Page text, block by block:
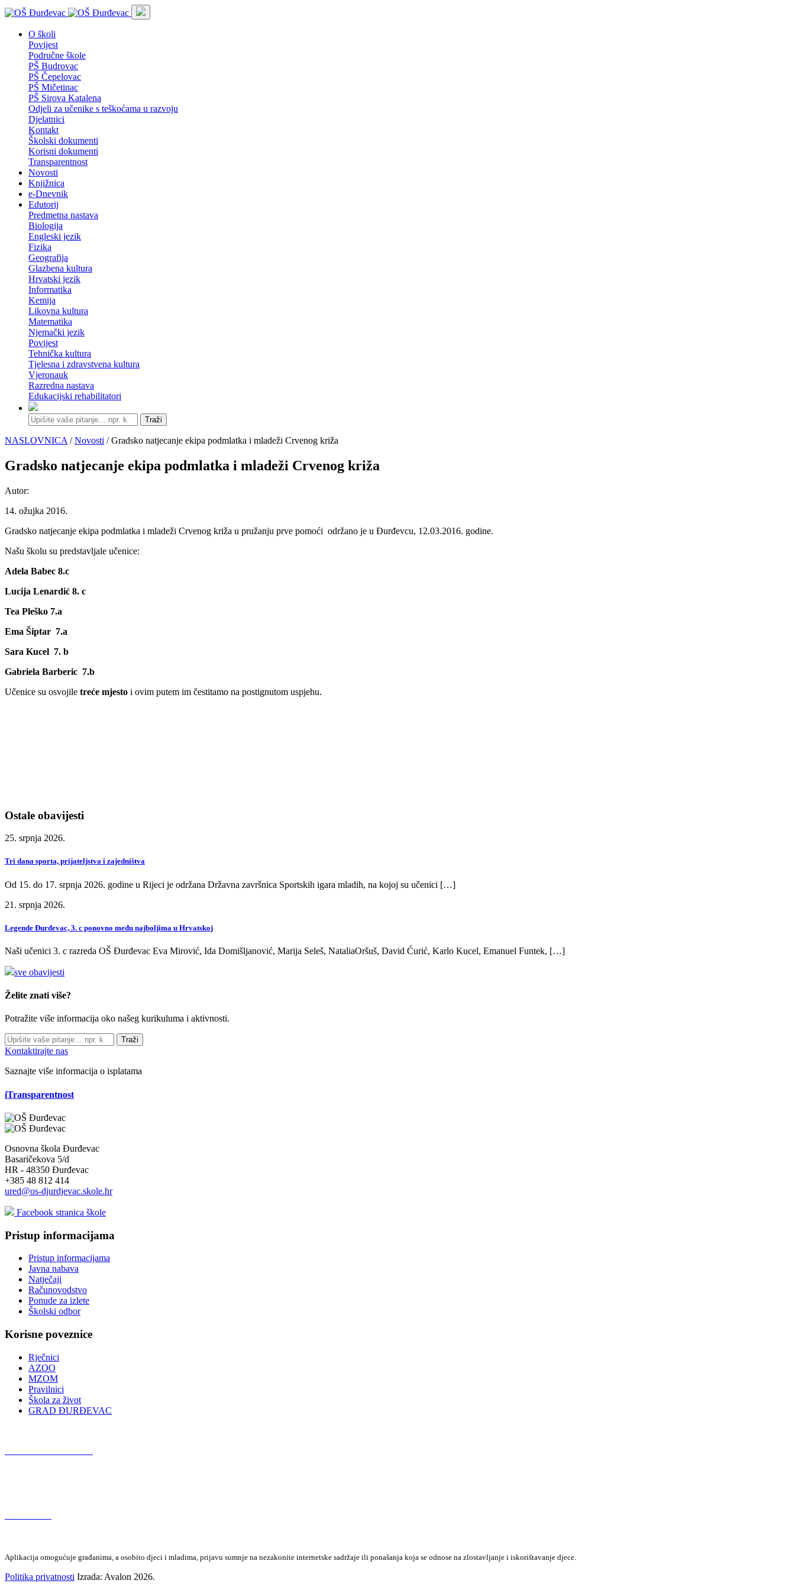
O školi
Povijest
Područne škole
PŠ Budrovac
PŠ Čepelovac
PŠ Mičetinac
PŠ Sirova Katalena
Odjeli za učenike s teškoćama u razvoju
Djelatnici
Kontakt
Školski dokumenti
Korisni dokumenti
Transparentnost
Novosti
Knjižnica
e-Dnevnik
Edutorij
Predmetna nastava
Biologija
Engleski jezik
Fizika
Geografija
Glazbena kultura
Hrvatski jezik
Informatika
Kemija
Likovna kultura
Matematika
Njemački jezik
Povijest
Tehnička kultura
Tjelesna i zdravstvena kultura
Vjeronauk
Razredna nastava
Edukacijski rehabilitatori
Traži
NASLOVNICA /Novosti / Gradsko natjecanje ekipa podmlatka i mladeži Crvenog križa
Gradsko natjecanje ekipa podmlatka i mladeži Crvenog križa
Autor:
14. ožujka 2016.
Gradsko natjecanje ekipa podmlatka i mladeži Crvenog križa u pružanju prve pomoći održano je u Đurđevcu, 12.03.2016. godine.
Našu školu su predstavljale učenice:
Adela Babec 8.c
Lucija Lenardić 8. c
Tea Pleško 7.a
Ema Šiptar 7.a
Sara Kucel 7. b
Gabriela Barberic 7.b
Učenice su osvojile treće mjesto i ovim putem im čestitamo na postignutom uspjehu.
Ostale obavijesti
25. srpnja 2026.
Tri dana sporta, prijateljstva i zajedništva
Od 15. do 17. srpnja 2026. godine u Rijeci je održana Državna završnica Sportskih igara mladih, na kojoj su učenici […]
21. srpnja 2026.
Legende Đurđevac, 3. c ponovno među najboljima u Hrvatskoj
Naši učenici 3. c razreda OŠ Đurđevac Eva Mirović, Ida Domišljanović, Marija Seleš, NataliaOršuš, David Ćurić, Karlo Kucel, Emanuel Funtek, […]
sve obavijesti
Želite znati više?
Potražite više informacija oko našeg kurikuluma i aktivnosti.
Traži
Kontaktirajte nas
Saznajte više informacija o isplatama
iTransparentnost
Osnovna škola Đurđevac
Basaričekova 5/d
HR - 48350 Đurđevac
+385 48 812 414
ured@os-djurdjevac.skole.hr
Facebook stranica škole
Pristup informacijama
Pristup informacijama
Javna nabava
Natječaji
Računovodstvo
Ponude za izlete
Školski odbor
Korisne poveznice
Rječnici
AZOO
MZOM
Pravilnici
Škola za život
GRAD ĐURĐEVAC
Aplikacija omogućuje građanima, a osobito djeci i mladima, prijavu sumnje na nezakonite internetske sadržaje ili ponašanja koja se odnose na zlostavljanje i iskorištavanje djece.
Politika privatnosti Izrada: Avalon 2026.